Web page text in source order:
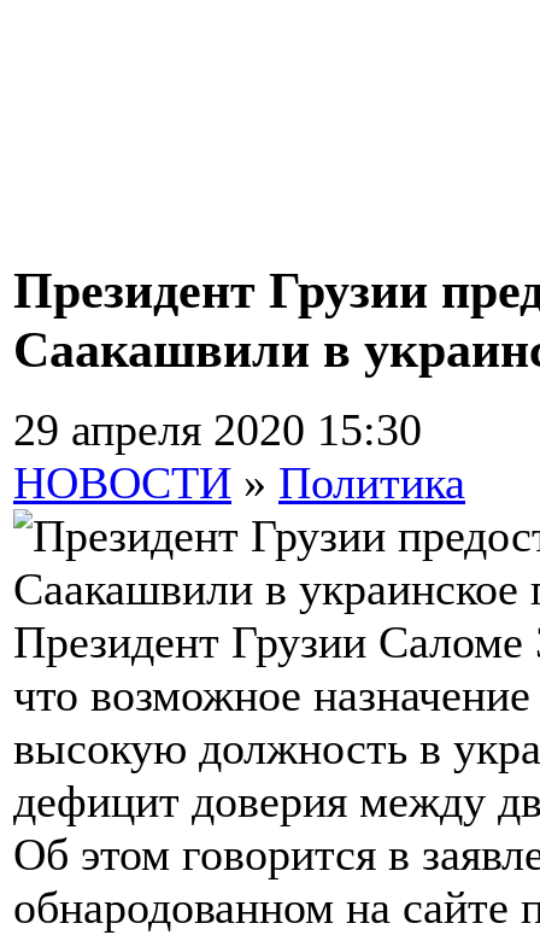
Президент Грузии
Саакашвили в
29 апреля 2020 15:30
НОВОСТИ » Политика
Президент Грузии Саломе
что возможное
высокую должность в
дефицит доверия между
Об этом говорится в
обнародованном на сайте